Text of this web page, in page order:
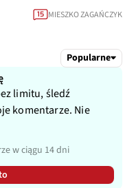
15 MIESZKO ZAGAŃCZYK
Popularne
limitu, śledź
komentarze. Nie
w ciągu 14 dni